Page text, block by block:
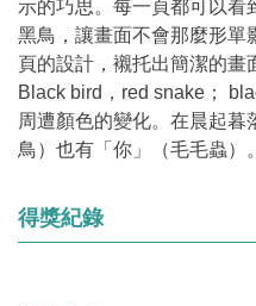
示的巧思。每一頁都可以看
黑鳥，讓畫面不會那麼形單
頁的設計，襯托出簡潔的畫
Black bird，red snake；
周遭顏色的變化。在晨起
鳥）也有「你」（毛毛蟲）
得獎紀錄